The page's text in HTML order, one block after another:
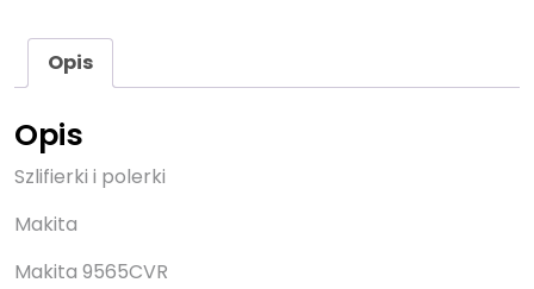
Opis
Opis
Szlifierki i polerki
Makita
Makita 9565CVR